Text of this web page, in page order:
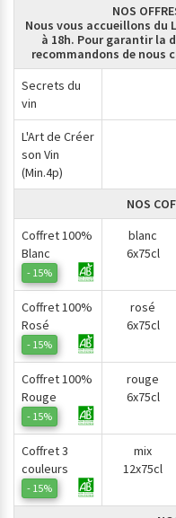
NOS
Nous vous accueillons du
à 18h. Pour garantir la
recommandons de nous
Secrets du
vin
L'Art de Créer
son Vin
(Min.4p)
NOS
Coffret 100%
Blanc
- 15%
blanc
6x75cl
Coffret 100%
Rosé
- 15%
rosé
6x75cl
Coffret 100%
Rouge
- 15%
rouge
6x75cl
Coffret 3
couleurs
- 15%
mix
12x75cl